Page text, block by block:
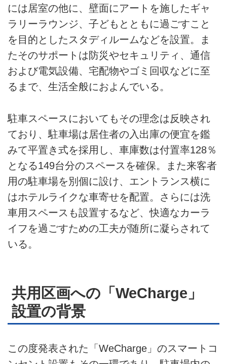
には居室の他に、壁面にアートを施したギャ
ラリーラウンジ、子どもとともに過ごすこと
を目的としたスタディルームなどを設置。ま
たそのサポートは防災やセキュリティ、通信
および電気設備、宅配物やゴミ回収などに至
るまで、生活全般におよんでいる。
駐車スペースにおいてもその理念は反映され
ており、駐車場は居住者の入出庫の便宜を鑑
みて平置き式を採用し、車庫数は付置率128％
となる149台分のスペースを確保。また来客者
用の駐車場を別個に設け、エントランス横に
はホテルライクな車寄せを配置。さらには洗
車用スペースも設置するなど、快適なカーラ
イフを過ごすための工夫が随所に凝らされて
いる。
共用区画への「WeCharge」
設置の背景
この度発表された「WeCharge」のスマートコ